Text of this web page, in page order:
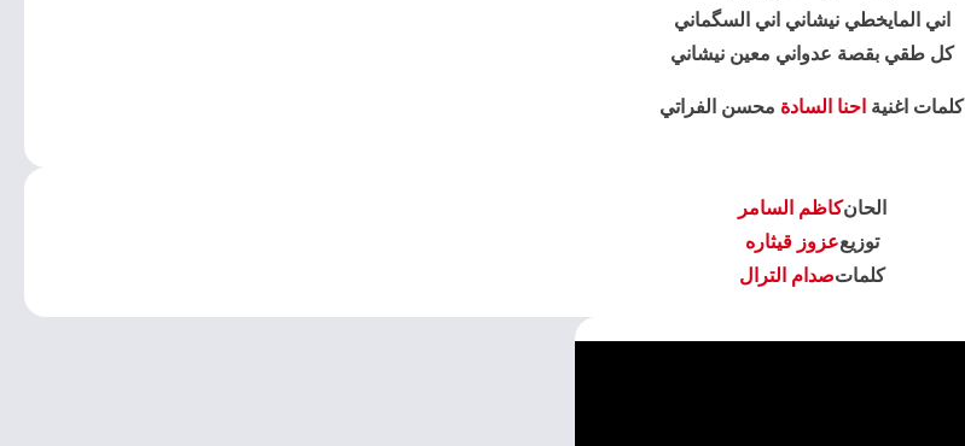
اني المايخطي نيشاني اني السگماني
كل طقي بقصة عدواني معين نيشاني
كلمات اغنية احنا السادة محسن الفراتي
الحانكاظم السامر
توزيععزوز قيثاره
كلماتصدام الترال